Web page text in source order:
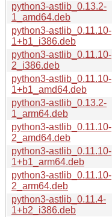
python3-astlib_0.13.2-
1_amd64.deb
python3-astlib_0.11.10-
1+b1_i386.deb
python3-astlib_0.11.10-
2_i386.deb
python3-astlib_0.11.10-
1+b1_amd64.deb
python3-astlib_0.13.2-
1_arm64.deb
python3-astlib_0.11.10-
2_amd64.deb
python3-astlib_0.11.10-
1+b1_arm64.deb
python3-astlib_0.11.10-
2_arm64.deb
python3-astlib_0.11.4-
1+b2_i386.deb